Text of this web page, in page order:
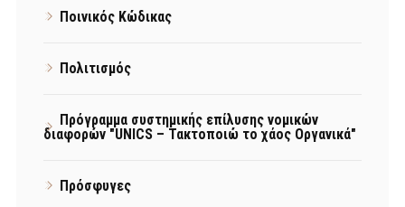
Ποινικός Κώδικας
Πολιτισμός
Πρόγραμμα συστημικής επίλυσης νομικών
διαφορών "UNICS – Τακτοποιώ το χάος Οργανικά"
Πρόσφυγες